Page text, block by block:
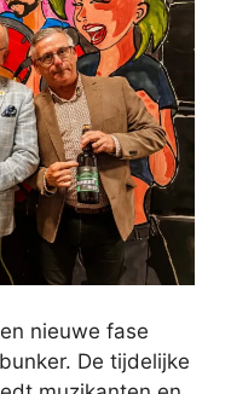
nieuwe fase
De tijdelijke